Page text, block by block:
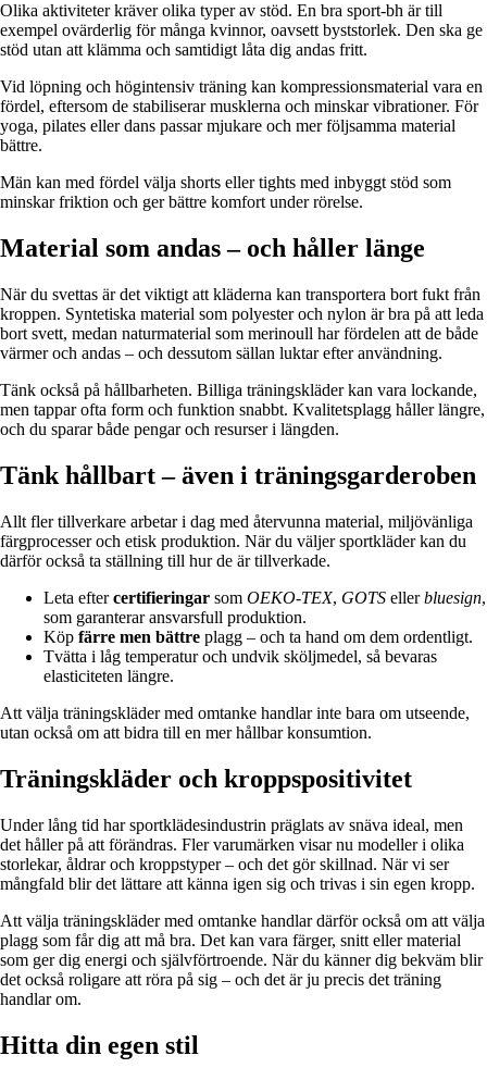
Olika aktiviteter kräver olika typer av stöd. En bra sport-bh är till
exempel ovärderlig för många kvinnor, oavsett byststorlek. Den ska ge
stöd utan att klämma och samtidigt låta dig andas fritt.
Vid löpning och högintensiv träning kan kompressionsmaterial vara en
fördel, eftersom de stabiliserar musklerna och minskar vibrationer. För
yoga, pilates eller dans passar mjukare och mer följsamma material
bättre.
Män kan med fördel välja shorts eller tights med inbyggt stöd som
minskar friktion och ger bättre komfort under rörelse.
Material som andas – och håller länge
När du svettas är det viktigt att kläderna kan transportera bort fukt från
kroppen. Syntetiska material som polyester och nylon är bra på att leda
bort svett, medan naturmaterial som merinoull har fördelen att de både
värmer och andas – och dessutom sällan luktar efter användning.
Tänk också på hållbarheten. Billiga träningskläder kan vara lockande,
men tappar ofta form och funktion snabbt. Kvalitetsplagg håller längre,
och du sparar både pengar och resurser i längden.
Tänk hållbart – även i träningsgarderoben
Allt fler tillverkare arbetar i dag med återvunna material, miljövänliga
färgprocesser och etisk produktion. När du väljer sportkläder kan du
därför också ta ställning till hur de är tillverkade.
Leta eftercertifieringar som OEKO-TEX, GOTS ellerbluesign,
som garanterar ansvarsfull produktion.
Köp färre men bättre plagg – och ta hand om dem ordentligt.
Tvätta i låg temperatur och undvik sköljmedel, så bevaras
elasticiteten längre.
Att välja träningskläder med omtanke handlar inte bara om utseende,
utan också om att bidra till en mer hållbar konsumtion.
Träningskläder och kroppspositivitet
Under lång tid har sportklädesindustrin präglats av snäva ideal, men
det håller på att förändras. Fler varumärken visar nu modeller i olika
storlekar, åldrar och kroppstyper – och det gör skillnad. När vi ser
mångfald blir det lättare att känna igen sig och trivas i sin egen kropp.
Att välja träningskläder med omtanke handlar därför också om att välja
plagg som får dig att må bra. Det kan vara färger, snitt eller material
som ger dig energi och självförtroende. När du känner dig bekväm blir
det också roligare att röra på sig – och det är ju precis det träning
handlar om.
Hitta din egen stil